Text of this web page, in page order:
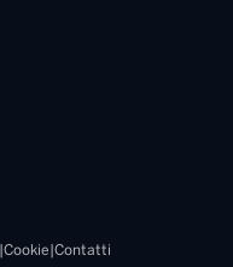
Cookie Contatti